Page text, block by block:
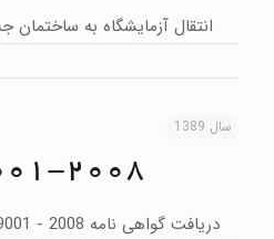
انتقال آزمایشگاه به
سال 1389
2008